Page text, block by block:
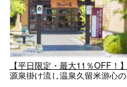
【平日限定・最大11％OFF！】
源泉掛け流し温泉久留米游心の